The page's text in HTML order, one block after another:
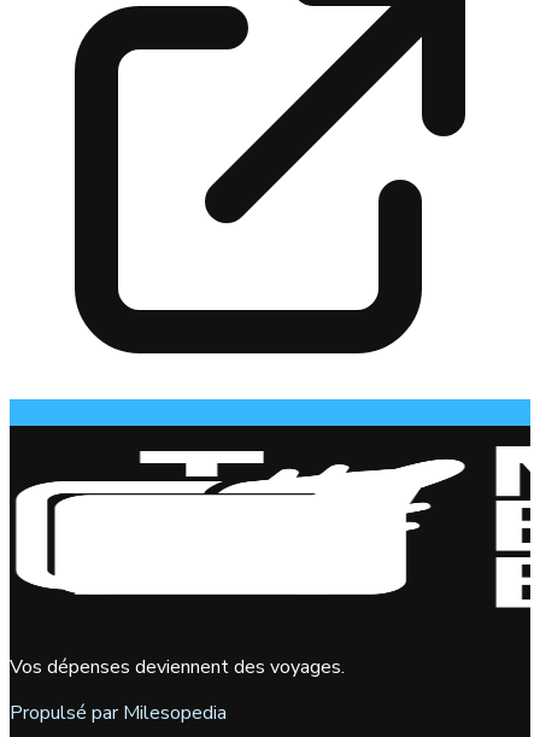
Vos dépenses deviennent des voyages.
Propulsé par Milesopedia